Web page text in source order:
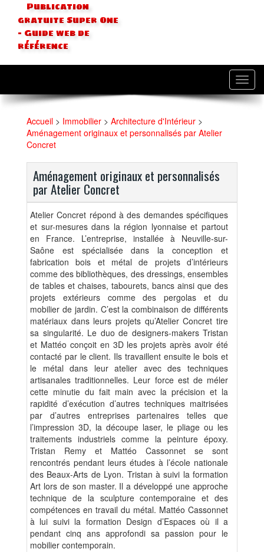
Publication
gratuite Super One
- Guide web de
référence
Accueil > Immobilier > Architecture d'Intérieur >
Aménagement originaux et personnalisés par Atelier
Concret
Aménagement originaux et personnalisés
par Atelier Concret
Atelier Concret répond à des demandes spécifiques
et sur-mesures dans la région lyonnaise et partout
en France. L’entreprise, installée à Neuville-sur-
Saône est spécialisée dans la conception et
fabrication bois et métal de projets d’intérieurs
comme des bibliothèques, des dressings, ensembles
de tables et chaises, tabourets, bancs ainsi que des
projets extérieurs comme des pergolas et du
mobilier de jardin. C’est la combinaison de différents
matériaux dans leurs projets qu’Atelier Concret tire
sa singularité. Le duo de designers-makers Tristan
et Mattéo conçoit en 3D les projets après avoir été
contacté par le client. Ils travaillent ensuite le bois et
le métal dans leur atelier avec des techniques
artisanales traditionnelles. Leur force est de méler
cette minutie du fait main avec la précision et la
rapidité d’exécution d’autres techniques maitrisées
par d’autres entreprises partenaires telles que
l’impression 3D, la découpe laser, le pliage ou les
traitements industriels comme la peinture époxy.
Tristan Remy et Mattéo Cassonnet se sont
rencontrés pendant leurs études à l’école nationale
des Beaux-Arts de Lyon. Tristan à suivi la formation
Art lors de son master. Il a développé une approche
technique de la sculpture contemporaine et des
compétences en travail du métal. Mattéo Cassonnet
à lui suivi la formation Design d’Espaces où il a
pendant cinq ans approfondi sa passion pour le
mobilier contemporain.